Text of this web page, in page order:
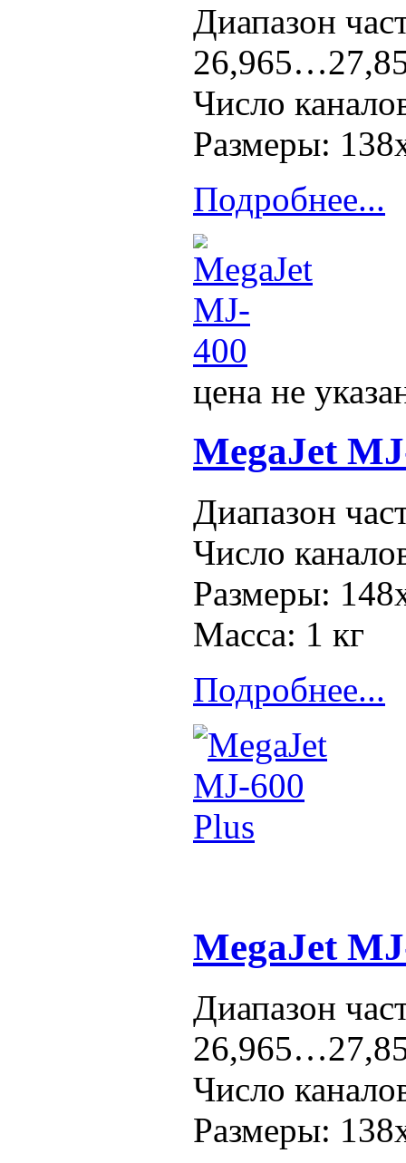
Диапазон
Число
Размеры:
Подробнее...
цена не
MegaJet
Диапазон
Число
Размеры:
Масса: 1 кг
Подробнее...
MegaJet
Диапазон
Число
Размеры: